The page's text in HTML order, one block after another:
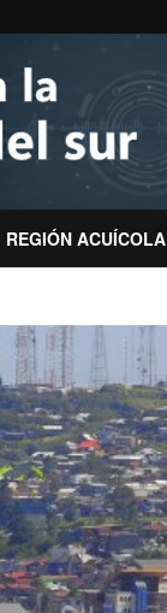
REGIÓN ACUÍCOLA